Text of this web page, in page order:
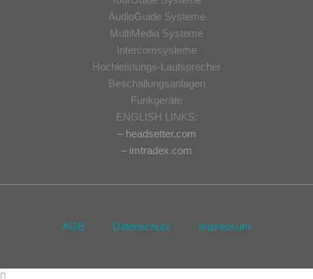
AudioGuide Systeme
MultiMedia Systeme
Intercomsysteme
Hochleistungs-Lautsprecher
Beschallungsanlagen
Funkgeräte
ENGLISH LINKS:
– headsetter.com
– imtradex.com
AGB Datenschutz Impressum